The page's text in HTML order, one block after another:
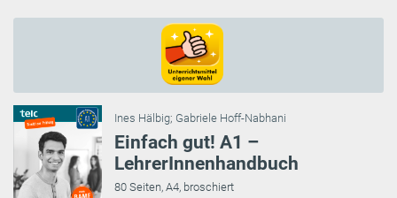
Ines Hälbig; Gabriele Hoff-Nabhani
Einfach gut! A1 –
LehrerInnenhandbuch
80 Seiten, A4, broschiert